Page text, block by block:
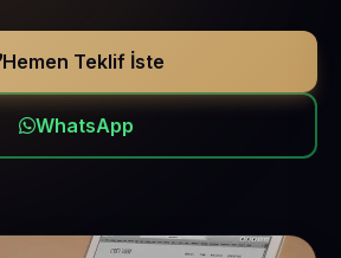
Hemen Teklif İste
WhatsApp